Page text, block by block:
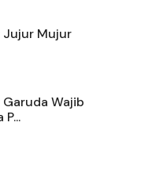
Jujur Mujur
Wajib